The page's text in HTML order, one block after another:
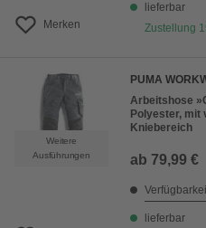
Merken
lieferbar
Zustellung
Weitere
Ausführungen
PUMA
Arbeitshose
Polyester,
Kniebereich
ab 79,99 €
lieferbar